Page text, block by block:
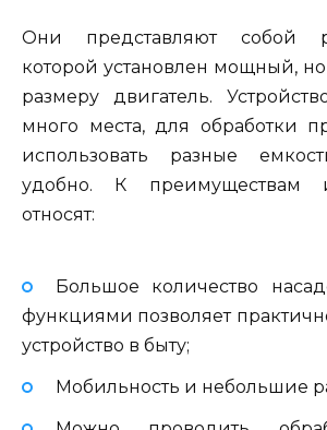
Они представляют собой
которой установлен мощный,
размеру двигатель.
много места, для обработки
использовать разные
удобно. К преимуществам
относят:
Большое количество
функциями позволяет
устройство в быту;
Мобильность и небольшие